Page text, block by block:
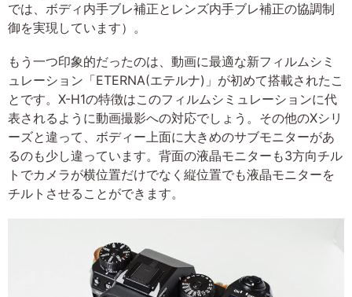
では、ボディ内手ブレ補正とレンズ内手ブレ補正の協調制
御を実現しています）。
もう一つ印象的だったのは、動画に最適な新フィルムシミ
ュレーション「ETERNA(エテルナ)」が初めて搭載されたこ
とです。X-H1の特徴はこのフィルムシミュレーションに代
表されるように動画撮影への対応でしょう。その他のXシリ
ーズと違って、ボディー上面に大きめのサブモニターがあ
るのも少し違っています。背面の液晶モニターも3方向チル
トでカメラが横位置だけでなく縦位置でも液晶モニターを
チルトさせることができます。